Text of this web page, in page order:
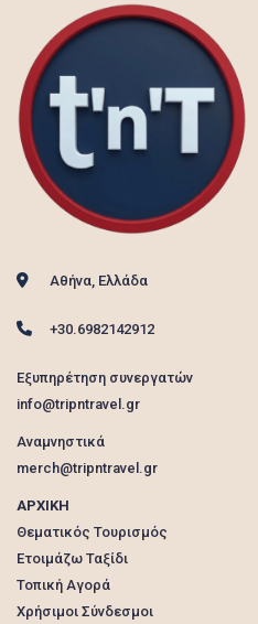
Αθήνα, Ελλάδα
+30.6982142912
Εξυπηρέτηση συνεργατών
info@tripntravel.gr
Αναμνηστικά
merch@tripntravel.gr
ΑΡΧΙΚΗ
Θεματικός Τουρισμός
Ετοιμάζω Ταξίδι
Τοπική Αγορά
Χρήσιμοι Σύνδεσμοι